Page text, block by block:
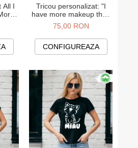
All I
Tricou personalizat: "I
have more makeup than
friends" (damă)
75,00 RON
CONFIGUREAZA